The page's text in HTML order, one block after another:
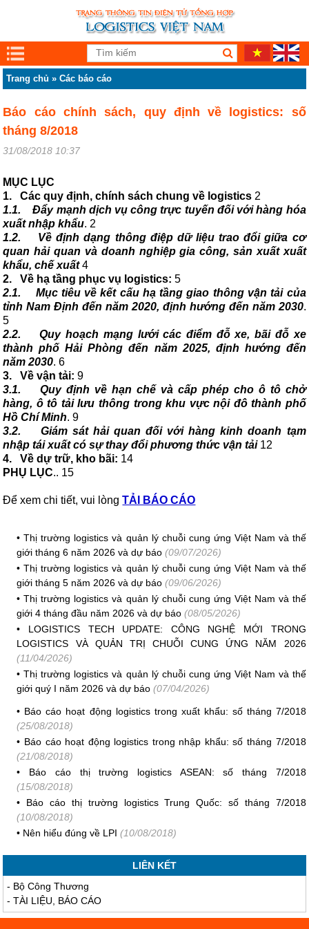
Trang chủ »Các báo cáo
Báo cáo chính sách, quy định về logistics: số
tháng 8/2018
31/08/2018 10:37
MỤC LỤC
1.
Các quy định, chính sách chung về logistics 2
1.1.
Đẩy mạnh dịch vụ công trực tuyến đối với hàng hóa
xuất nhập khẩu. 2
1.2.
Về định dạng thông điệp dữ liệu trao đổi giữa cơ
quan hải quan và doanh nghiệp gia công, sản xuất xuất
khẩu, chế xuất4
2.
Về hạ tầng phục vụ logistics: 5
2.1.
Mục tiêu về kết cấu hạ tầng giao thông vận tải của
tỉnh Nam Định đến năm 2020, định hướng đến năm 2030.
5
2.2.
Quy hoạch mạng lưới các điểm đỗ xe, bãi đỗ xe
thành phố Hải Phòng đến năm 2025, định hướng đến
năm 2030. 6
3.
Về vận tải: 9
3.1.
Quy định về hạn chế và cấp phép cho ô tô chở
hàng, ô tô tải lưu thông trong khu vực nội đô thành phố
Hồ Chí Minh. 9
3.2.
Giám sát hải quan đối với hàng kinh doanh tạm
nhập tái xuất có sự thay đổi phương thức vận tải12
4.
Về dự trữ, kho bãi: 14
PHỤ LỤC.. 15
Để xem chi tiết, vui lòngTẢI BÁO CÁO
•Thị trường logistics và quản lý chuỗi cung ứng Việt Nam và thế
giới tháng 6 năm 2026 và dự báo (09/07/2026)
•Thị trường logistics và quản lý chuỗi cung ứng Việt Nam và thế
giới tháng 5 năm 2026 và dự báo (09/06/2026)
•Thị trường logistics và quản lý chuỗi cung ứng Việt Nam và thế
giới 4 tháng đầu năm 2026 và dự báo (08/05/2026)
• LOGISTICS TECH UPDATE: CÔNG NGHỆ MỚI TRONG
LOGISTICS VÀ QUẢN TRỊ CHUỖI CUNG ỨNG NĂM 2026
(11/04/2026)
•Thị trường logistics và quản lý chuỗi cung ứng Việt Nam và thế
giới quý I năm 2026 và dự báo (07/04/2026)
• Báo cáo hoạt động logistics trong xuất khẩu: số tháng 7/2018
(25/08/2018)
• Báo cáo hoạt động logistics trong nhập khẩu: số tháng 7/2018
(21/08/2018)
• Báo cáo thị trường logistics ASEAN: số tháng 7/2018
(15/08/2018)
• Báo cáo thị trường logistics Trung Quốc: số tháng 7/2018
(10/08/2018)
• Nên hiểu đúng về LPI (10/08/2018)
LIÊN KẾT
- Bộ Công Thương
-TÀI LIỆU, BÁO CÁO